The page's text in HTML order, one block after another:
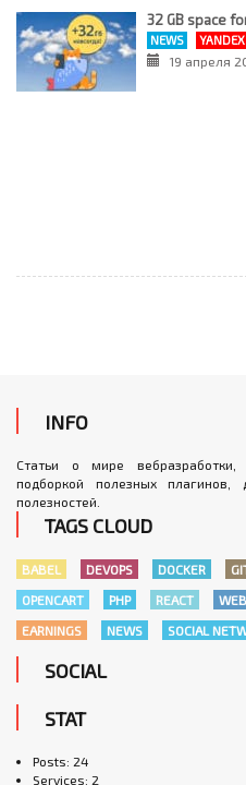
32 GB space
NEWS YANDEX
19 апреля
INFO
Статьи о мире
подборкой полезных
полезностей.
TAGS CLOUD
BABEL DEVOPS DOCKER
OPENCART
PHP REACT
EARNINGS
NEWS SOCIAL
SOCIAL
STAT
Posts: 24
Services: 2